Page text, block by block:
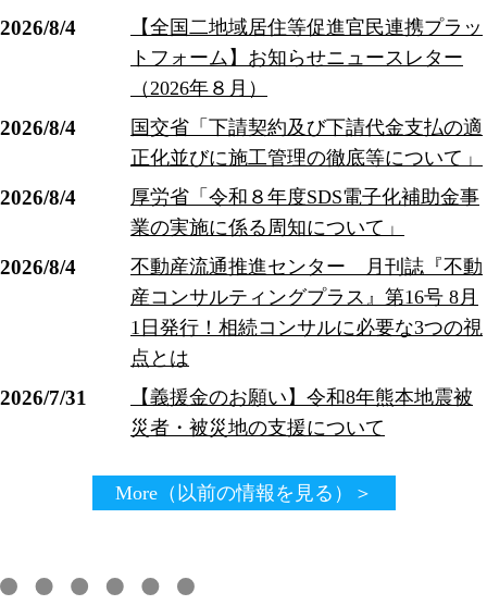
2026/8/4
【全国二地域居住等促進官民連携プラッ
トフォーム】お知らせニュースレター
（2026年８月）
2026/8/4
国交省「下請契約及び下請代金支払の適
正化並びに施工管理の徹底等について」
2026/8/4
厚労省「令和８年度SDS電子化補助金事
業の実施に係る周知について」
2026/8/4
不動産流通推進センター 月刊誌『不動
産コンサルティングプラス』第16号 8月
1日発行！相続コンサルに必要な3つの視
点とは
2026/7/31
【義援金のお願い】令和8年熊本地震被
災者・被災地の支援について
More（以前の情報を見る）＞